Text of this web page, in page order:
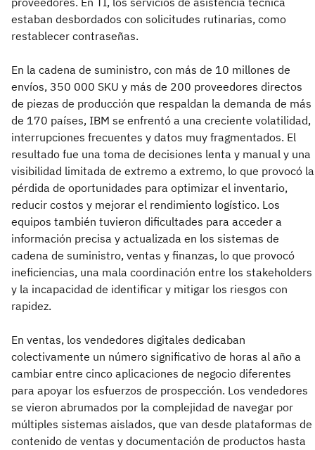
estaban desbordados con solicitudes rutinarias, como
restablecer contraseñas.
En la cadena de suministro, con más de 10 millones de
envíos, 350 000 SKU y más de 200 proveedores directos
de piezas de producción que respaldan la demanda de más
de 170 países, IBM se enfrentó a una creciente volatilidad,
interrupciones frecuentes y datos muy fragmentados. El
resultado fue una toma de decisiones lenta y manual y una
visibilidad limitada de extremo a extremo, lo que provocó la
pérdida de oportunidades para optimizar el inventario,
reducir costos y mejorar el rendimiento logístico. Los
equipos también tuvieron dificultades para acceder a
información precisa y actualizada en los sistemas de
cadena de suministro, ventas y finanzas, lo que provocó
ineficiencias, una mala coordinación entre los stakeholders
y la incapacidad de identificar y mitigar los riesgos con
rapidez.
En ventas, los vendedores digitales dedicaban
colectivamente un número significativo de horas al año a
cambiar entre cinco aplicaciones de negocio diferentes
para apoyar los esfuerzos de prospección. Los vendedores
se vieron abrumados por la complejidad de navegar por
múltiples sistemas aislados, que van desde plataformas de
contenido de ventas y documentación de productos hasta